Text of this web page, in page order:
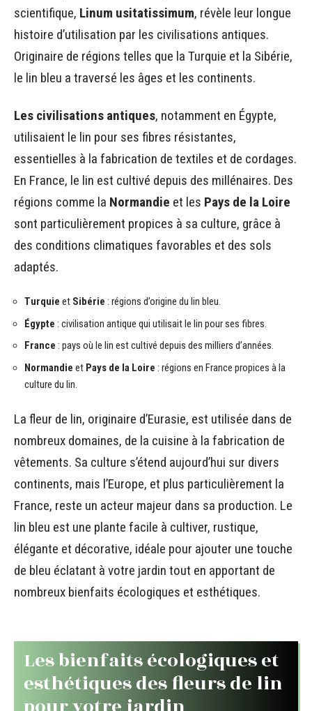
scientifique, Linum usitatissimum, révèle leur longue
histoire d’utilisation par les civilisations antiques.
Originaire de régions telles que la Turquie et la Sibérie,
le lin bleu a traversé les âges et les continents.
Les civilisations antiques, notamment en Égypte,
utilisaient le lin pour ses fibres résistantes,
essentielles à la fabrication de textiles et de cordages.
En France, le lin est cultivé depuis des millénaires. Des
régions comme la Normandie et les Pays de la Loire
sont particulièrement propices à sa culture, grâce à
des conditions climatiques favorables et des sols
adaptés.
Turquie et Sibérie : régions d’origine du lin bleu.
Égypte : civilisation antique qui utilisait le lin pour ses fibres.
France : pays où le lin est cultivé depuis des milliers d’années.
Normandie et Pays de la Loire : régions en France propices à la
culture du lin.
La fleur de lin, originaire d’Eurasie, est utilisée dans de
nombreux domaines, de la cuisine à la fabrication de
vêtements. Sa culture s’étend aujourd’hui sur divers
continents, mais l’Europe, et plus particulièrement la
France, reste un acteur majeur dans sa production. Le
lin bleu est une plante facile à cultiver, rustique,
élégante et décorative, idéale pour ajouter une touche
de bleu éclatant à votre jardin tout en apportant de
nombreux bienfaits écologiques et esthétiques.
Les bienfaits écologiques et
esthétiques des fleurs de lin